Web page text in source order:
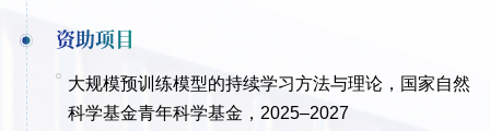
资助项目
大规模预训练模型的持续学习方法与理论，国家自然
科学基金青年科学基金，2025–2027